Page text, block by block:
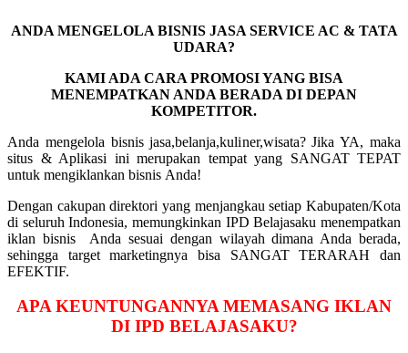
ANDA MENGELOLA BISNIS JASA SERVICE AC & TATA
UDARA?
KAMI ADA CARA PROMOSI YANG BISA
MENEMPATKAN ANDA BERADA DI DEPAN
KOMPETITOR.
Anda mengelola bisnis jasa,belanja,kuliner,wisata? Jika YA, maka
situs & Aplikasi ini merupakan tempat yang SANGAT TEPAT
untuk mengiklankan bisnis Anda!
Dengan cakupan direktori yang menjangkau setiap Kabupaten/Kota
di seluruh Indonesia, memungkinkan IPD Belajasaku menempatkan
iklan bisnis Anda sesuai dengan wilayah dimana Anda berada,
sehingga target marketingnya bisa SANGAT TERARAH dan
EFEKTIF.
APA KEUNTUNGANNYA MEMASANG IKLAN
DI IPD BELAJASAKU?